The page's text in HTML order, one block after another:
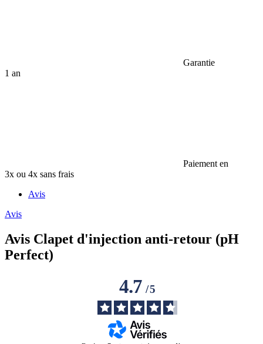
Garantie
1 an
Paiement en
3x ou 4x sans frais
Avis
Avis
Avis Clapet d'injection anti-retour (pH
Perfect)
4.7/5